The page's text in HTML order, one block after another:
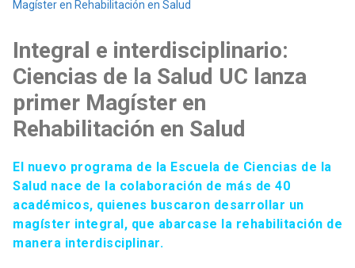
Magíster en Rehabilitación en Salud
Integral e interdisciplinario:
Ciencias de la Salud UC lanza
primer Magíster en
Rehabilitación en Salud
El nuevo programa de la Escuela de Ciencias de la
Salud nace de la colaboración de más de 40
académicos, quienes buscaron desarrollar un
magíster integral, que abarcase la rehabilitación de
manera interdisciplinar.